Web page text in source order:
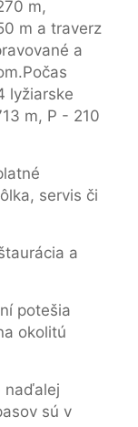
m,
m a traverz
a
lyžiarske
m, P - 210
servis či
a
potešia
okolitú
naďalej
sú v